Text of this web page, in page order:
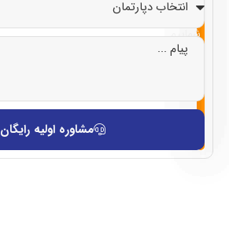
با
شماییم
مشاوره اولیه رایگان